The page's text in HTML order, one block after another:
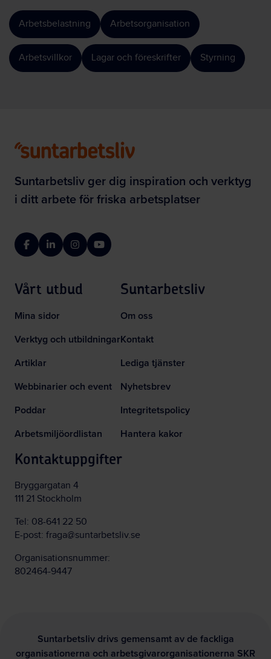
Arbetsbelastning Arbetsorganisation
Arbetsvillkor Lagar och föreskrifter Styrning
Suntarbetsliv ger dig inspiration och verktyg
i ditt arbete för friska arbetsplatser
FacebookLinkedInInstagramYouTube
Vårt utbud
Mina sidor
Verktyg och utbildningar
Artiklar
Webbinarier och event
Poddar
Arbetsmiljöordlistan
Suntarbetsliv
Om oss
Kontakt
Lediga tjänster
Nyhetsbrev
Integritetspolicy
Hantera kakor
Kontaktuppgifter
Bryggargatan 4
111 21 Stockholm
Tel: 08-641 22 50
E-post: fraga@suntarbetsliv.se
Organisationsnummer:
802464-9447
Suntarbetsliv drivs gemensamt av de fackliga
organisationerna och arbetsgivarorganisationerna SKR